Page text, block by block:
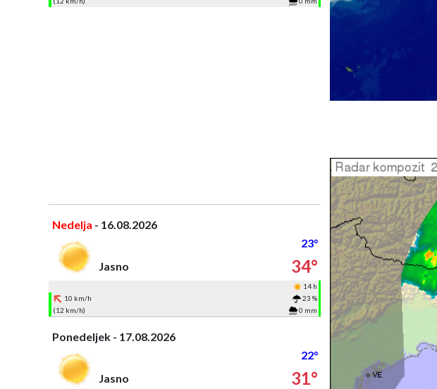
Nedelja - 16.08.2026
23°
Jasno
34°
14 h
10 km/h
23 %
(12 km/h)
0 mm
Ponedeljek - 17.08.2026
22°
Jasno
31°